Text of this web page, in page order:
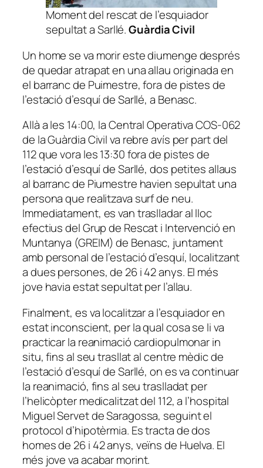
Moment del rescat de l’esquiador
sepultat a Sarllé.Guàrdia Civil
Un home se va morir este diumenge després
de quedar atrapat en una allau originada en
el barranc de Puimestre, fora de pistes de
l’estació d’esquí de Sarllé, a Benasc.
Allà a les 14:00, la Central Operativa COS-062
de la Guàrdia Civil va rebre avís per part del
112 que vora les 13:30 fora de pistes de
l’estació d’esquí de Sarllé, dos petites allaus
al barranc de Piumestre havien sepultat una
persona que realitzava surf de neu.
Immediatament, es van traslladar al lloc
efectius del Grup de Rescat i Intervenció en
Muntanya (GREIM) de Benasc, juntament
amb personal de l’estació d’esquí, localitzant
a dues persones, de 26 i 42 anys. El més
jove havia estat sepultat per l’allau.
Finalment, es va localitzar a l’esquiador en
estat inconscient, per la qual cosa se li va
practicar la reanimació cardiopulmonar in
situ, fins al seu trasllat al centre mèdic de
l’estació d’esquí de Sarllé, on es va continuar
la reanimació, fins al seu traslladat per
l’helicòpter medicalitzat del 112, a l’hospital
Miguel Servet de Saragossa, seguint el
protocol d’hipotèrmia. Es tracta de dos
homes de 26 i 42 anys, veïns de Huelva. El
més jove va acabar morint.